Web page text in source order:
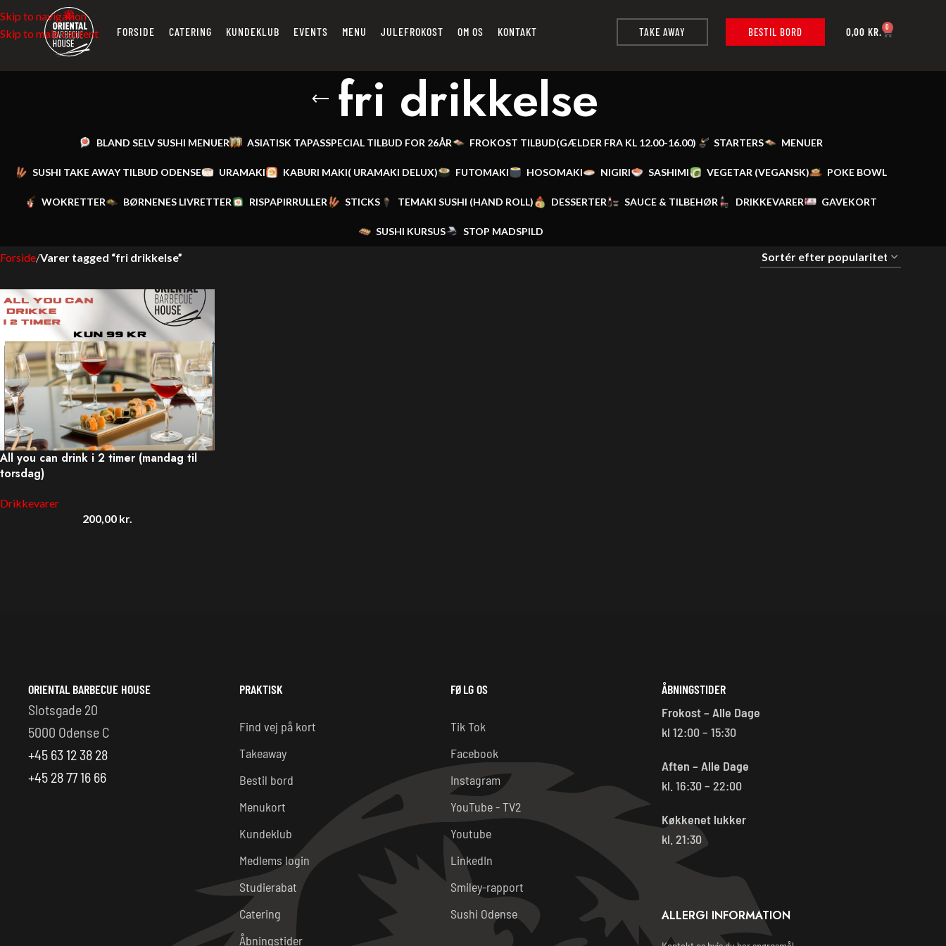
Skip to navigation
Skip to main content
FORSIDE CATERING KUNDEKLUB EVENTS MENU JULEFROKOST OM OS KONTAKT TAKE AWAY BESTIL BORD 0,00KR. 0
fri drikkelse
BLAND SELV SUSHI MENUER ASIATISK TAPASSPECIAL TILBUD FOR 26ÅR FROKOST TILBUD(GÆLDER FRA KL 12.00-16.00) STARTERS MENUER
SUSHI TAKE AWAY TILBUD ODENSE URAMAKI KABURI MAKI( URAMAKI DELUX) FUTOMAKI HOSOMAKI NIGIRI SASHIMI VEGETAR (VEGANSK) POKE BOWL
WOKRETTER BØRNENES LIVRETTER RISPAPIRRULLER STICKS TEMAKI SUSHI (HAND ROLL) DESSERTER SAUCE & TILBEHØR DRIKKEVARER GAVEKORT
SUSHI KURSUS STOP MADSPILD
Forside/Varer tagged “fri drikkelse”
All you can drink i 2 timer (mandag til
torsdag)
Drikkevarer
200,00 kr.
ORIENTAL BARBECUE HOUSE
Slotsgade 20
5000 Odense C
+45 63 12 38 28
+45 28 77 16 66
PRAKTISK
Find vej på kort
Takeaway
Bestil bord
Menukort
Kundeklub
Medlems login
Studierabat
Catering
Åbningstider
FØLG OS
Tik Tok
Facebook
Instagram
YouTube - TV2
Youtube
LinkedIn
Smiley-rapport
Sushi Odense
ÅBNINGSTIDER
Frokost – Alle Dage
kl 12:00 – 15:30
Aften – Alle Dage
kl. 16:30 – 22:00
Køkkenet lukker
kl. 21:30
ALLERGI INFORMATION